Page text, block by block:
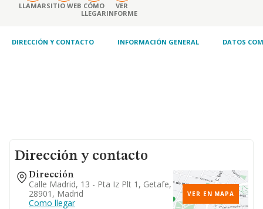
LLAMARSITIO WEB CÓMO
LLEGAR
VER
INFORME
DIRECCIÓN Y CONTACTO INFORMACIÓN GENERAL DATOS
Dirección y contacto
Dirección
Calle Madrid, 13 - Pta Iz Plt 1, Getafe,
28901, Madrid
Como llegar
VER EN MAPA